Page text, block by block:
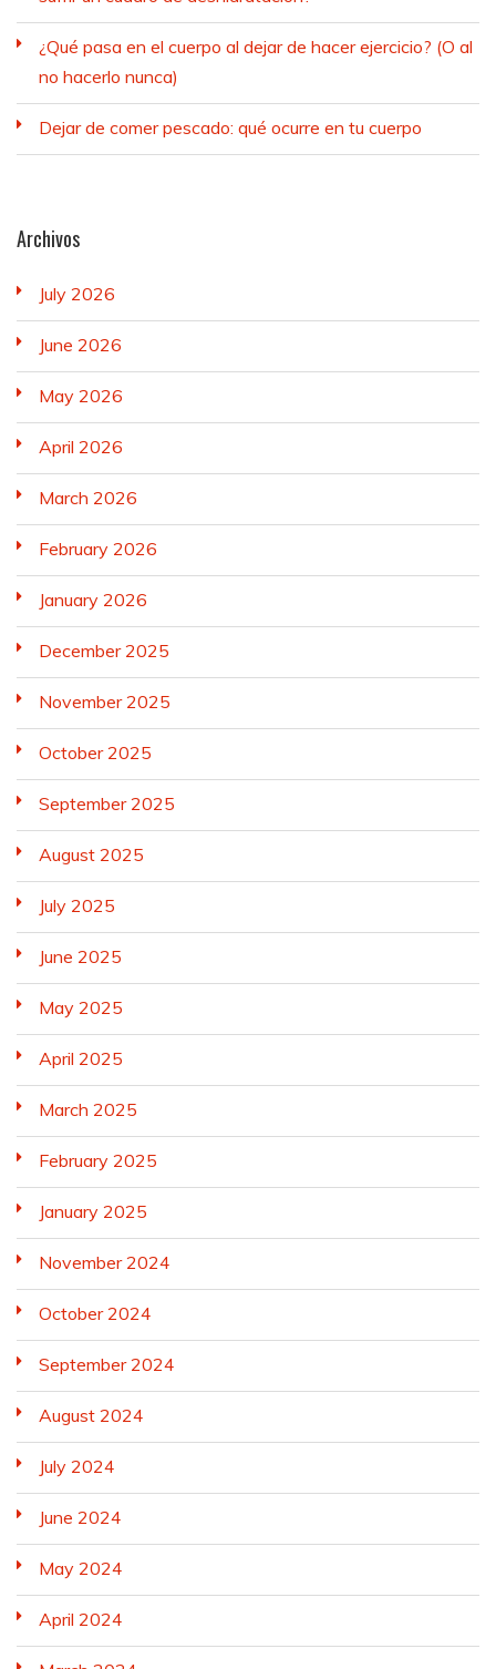
¿Qué pasa en el cuerpo al dejar de hacer ejercicio? (O al
no hacerlo nunca)
Dejar de comer pescado: qué ocurre en tu cuerpo
Archivos
July 2026
June 2026
May 2026
April 2026
March 2026
February 2026
January 2026
December 2025
November 2025
October 2025
September 2025
August 2025
July 2025
June 2025
May 2025
April 2025
March 2025
February 2025
January 2025
November 2024
October 2024
September 2024
August 2024
July 2024
June 2024
May 2024
April 2024